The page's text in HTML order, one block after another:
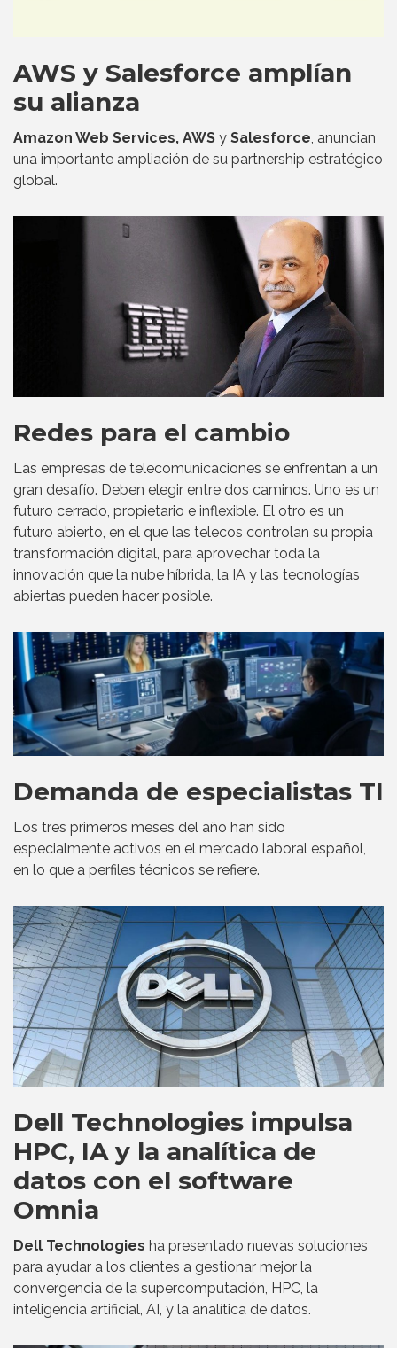
AWS y Salesforce amplían
su alianza
Amazon Web Services, AWS y Salesforce, anuncian
una importante ampliación de su partnership estratégico
global.
Redes para el cambio
Las empresas de telecomunicaciones se enfrentan a un
gran desafío. Deben elegir entre dos caminos. Uno es un
futuro cerrado, propietario e inflexible. El otro es un
futuro abierto, en el que las telecos controlan su propia
transformación digital, para aprovechar toda la
innovación que la nube híbrida, la IA y las tecnologías
abiertas pueden hacer posible.
Demanda de especialistas TI
Los tres primeros meses del año han sido
especialmente activos en el mercado laboral español,
en lo que a perfiles técnicos se refiere.
Dell Technologies impulsa
HPC, IA y la analítica de
datos con el software
Omnia
Dell Technologies ha presentado nuevas soluciones
para ayudar a los clientes a gestionar mejor la
convergencia de la supercomputación, HPC, la
inteligencia artificial, AI, y la analítica de datos.